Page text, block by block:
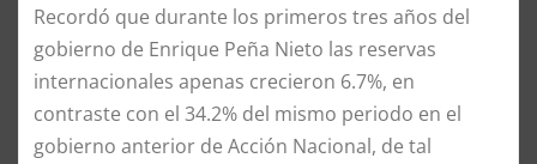
Recordó que durante los primeros tres años del
gobierno de Enrique Peña Nieto las reservas
internacionales apenas crecieron 6.7%, en
contraste con el 34.2% del mismo periodo en el
gobierno anterior de Acción Nacional, de tal